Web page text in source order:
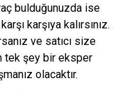
bulduğunuzda ise
karşıya kalırsınız.
ve satıcı size
tek şey bir eksper
olacaktır.